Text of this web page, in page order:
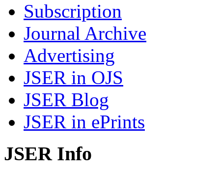
Subscription
Journal Archive
Advertising
JSER in OJS
JSER Blog
JSER in ePrints
JSER Info